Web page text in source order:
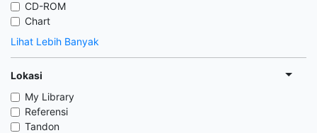
CD-ROM
Chart
Lihat Lebih Banyak
Lokasi
My Library
Referensi
Tandon